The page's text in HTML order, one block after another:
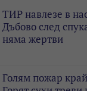
ТИР навлезе в
Дъбово след
няма жертви
Голям пожар